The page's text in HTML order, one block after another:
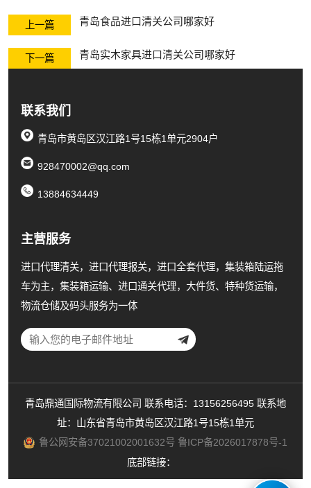
上一篇 青岛食品进口清关公司哪家好
下一篇 青岛实木家具进口清关公司哪家好
联系我们
青岛市黄岛区汉江路1号15栋1单元2904户
928470002@qq.com
13884634449
主营服务
进口代理清关，进口代理报关，进口全套代理，集装箱陆运拖
车为主，集装箱运输、进口通关代理，大件货、特种货运输，
物流仓储及码头服务为一体
青岛鼎通国际物流有限公司 联系电话：13156256495 联系地
址：山东省青岛市黄岛区汉江路1号15栋1单元
鲁公网安备37021002001632号 鲁ICP备2026017878号-1
底部链接：